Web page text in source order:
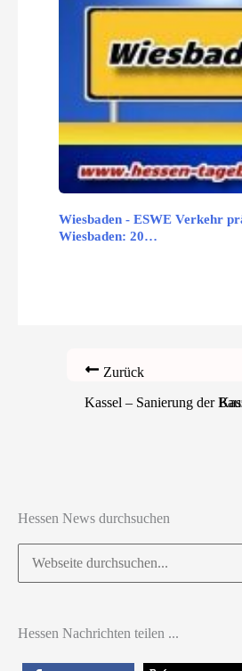
Wiesbaden - ESWE Verkehr
Wiesbaden: 20…
Zurück
Kassel – Sanierung der
Hessen News durchsuchen
Suchen
nach:
Hessen Nachrichten teilen ...